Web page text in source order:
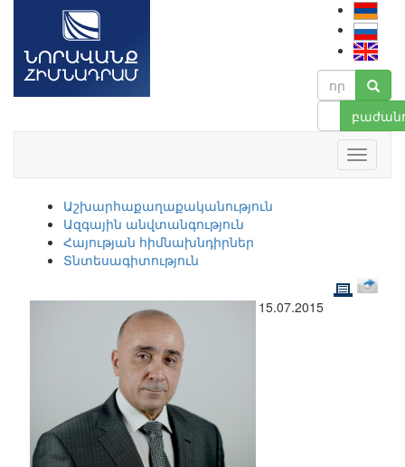
Աշխարհաքաղաքականություն
Ազգային անվտանգություն
Հայության հիմնախնդիրներ
Տնտեսագիտություն
15.07.2015